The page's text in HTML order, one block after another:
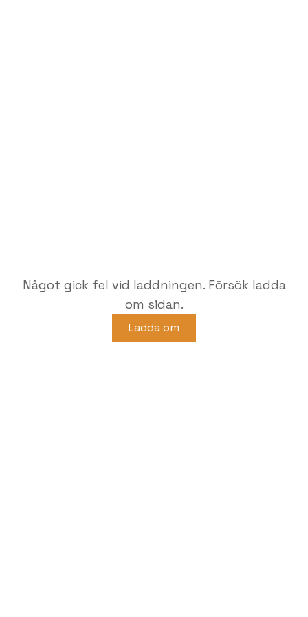
Något gick fel vid laddningen. Försök ladda
om sidan.
Ladda om